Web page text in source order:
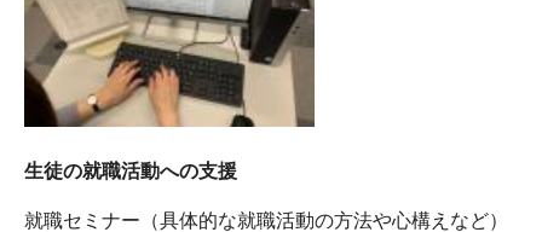
生徒の就職活動への支援
就職セミナー（具体的な就職活動の方法や心構えなど）